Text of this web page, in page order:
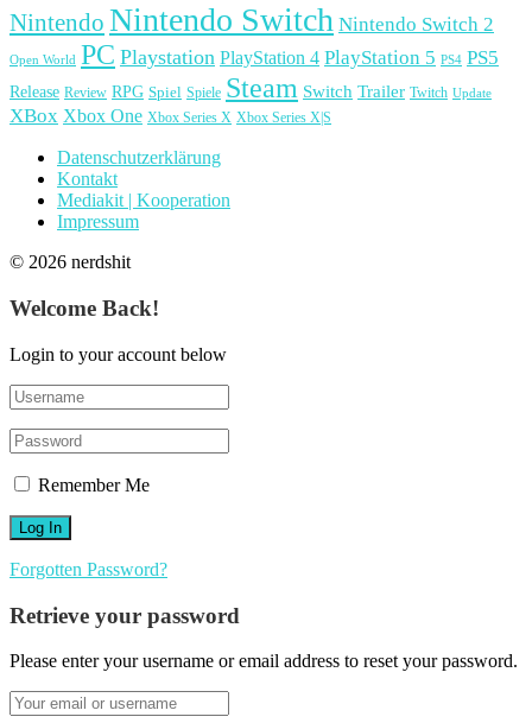
Nintendo Nintendo Switch Nintendo Switch 2
Open World PC Playstation PlayStation 4 PlayStation 5 PS4 PS5
Release Review RPG Spiel Spiele Steam Switch Trailer Twitch Update
XBox Xbox One Xbox Series X Xbox Series X|S
Datenschutzerklärung
Kontakt
Mediakit | Kooperation
Impressum
© 2026 nerdshit
Welcome Back!
Login to your account below
Remember Me
Forgotten Password?
Retrieve your password
Please enter your username or email address to reset your password.